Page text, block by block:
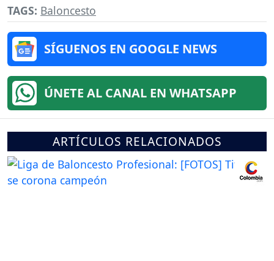
TAGS: Baloncesto
SÍGUENOS EN GOOGLE NEWS
ÚNETE AL CANAL EN WHATSAPP
ARTÍCULOS RELACIONADOS